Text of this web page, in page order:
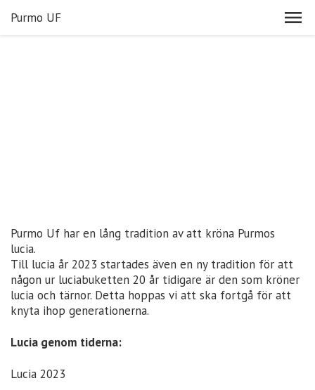
Purmo UF
Purmo Uf har en lång tradition av att kröna Purmos
lucia.
Till lucia år 2023 startades även en ny tradition för att
någon ur luciabuketten 20 år tidigare är den som kröner
lucia och tärnor. Detta hoppas vi att ska fortgå för att
knyta ihop generationerna.
Lucia genom tiderna:
Lucia 2023